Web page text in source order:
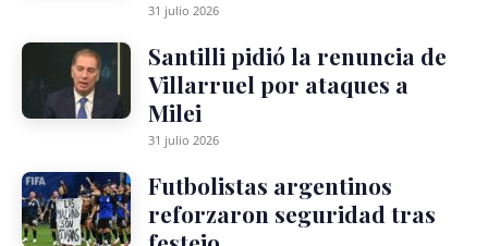
31 julio 2026
Santilli pidió la renuncia de
Villarruel por ataques a
Milei
31 julio 2026
Futbolistas argentinos
reforzaron seguridad tras